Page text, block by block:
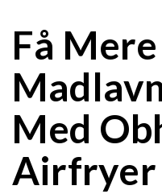
Få
Med
Airfryer